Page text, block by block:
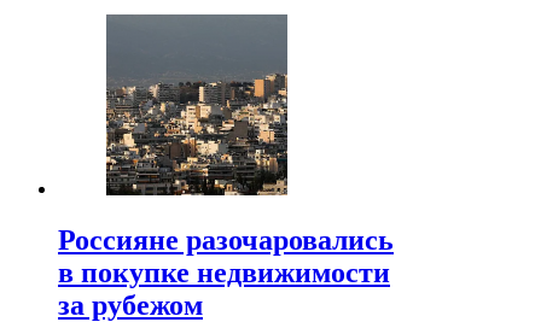
Россияне разочаровались
в покупке недвижимости
за рубежом